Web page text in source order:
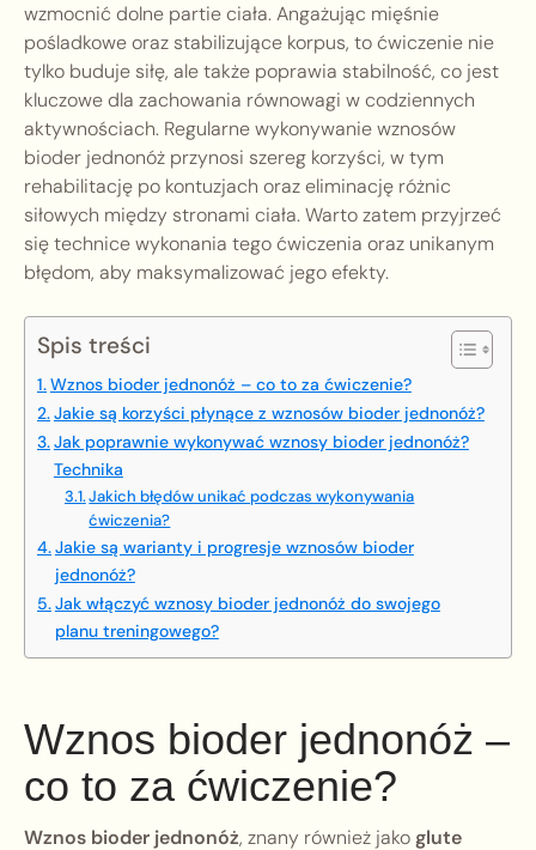
wzmocnić dolne partie ciała. Angażując mięśnie
pośladkowe oraz stabilizujące korpus, to ćwiczenie nie
tylko buduje siłę, ale także poprawia stabilność, co jest
kluczowe dla zachowania równowagi w codziennych
aktywnościach. Regularne wykonywanie wznosów
bioder jednonóż przynosi szereg korzyści, w tym
rehabilitację po kontuzjach oraz eliminację różnic
siłowych między stronami ciała. Warto zatem przyjrzeć
się technice wykonania tego ćwiczenia oraz unikanym
błędom, aby maksymalizować jego efekty.
Spis treści
Wznos bioder jednonóż – co to za ćwiczenie?
Jakie są korzyści płynące z wznosów bioder jednonóż?
Jak poprawnie wykonywać wznosy bioder jednonóż?
Technika
Jakich błędów unikać podczas wykonywania
ćwiczenia?
Jakie są warianty i progresje wznosów bioder
jednonóż?
Jak włączyć wznosy bioder jednonóż do swojego
planu treningowego?
Wznos bioder jednonóż –
co to za ćwiczenie?
Wznos bioder jednonóż, znany również jakoglute